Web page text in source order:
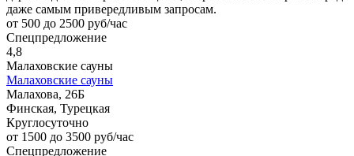
даже самым привередливым запросам.
от 500 до 2500 руб/час
Спецпредложение
4,8
Малаховские сауны
Малаховские сауны
Малахова, 26Б
Финская, Турецкая
Круглосуточно
от 1500 до 3500 руб/час
Спецпредложение